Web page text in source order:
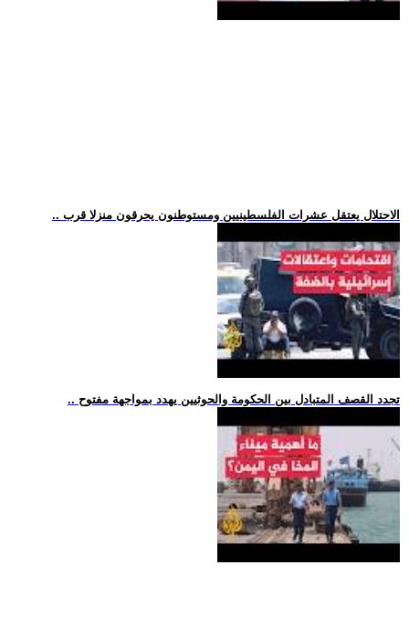
.. الاحتلال يعتقل عشرات الفلسطينيين ومستوطنون يحرقون منزلا قرب
.. تجدد القصف المتبادل بين الحكومة والحوثيين يهدد بمواجهة مفتوح